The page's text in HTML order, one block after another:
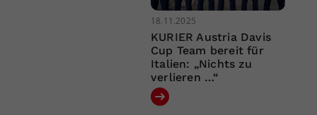
18.11.2025
KURIER Austria Davis
Cup Team bereit für
Italien: „Nichts zu
verlieren …“